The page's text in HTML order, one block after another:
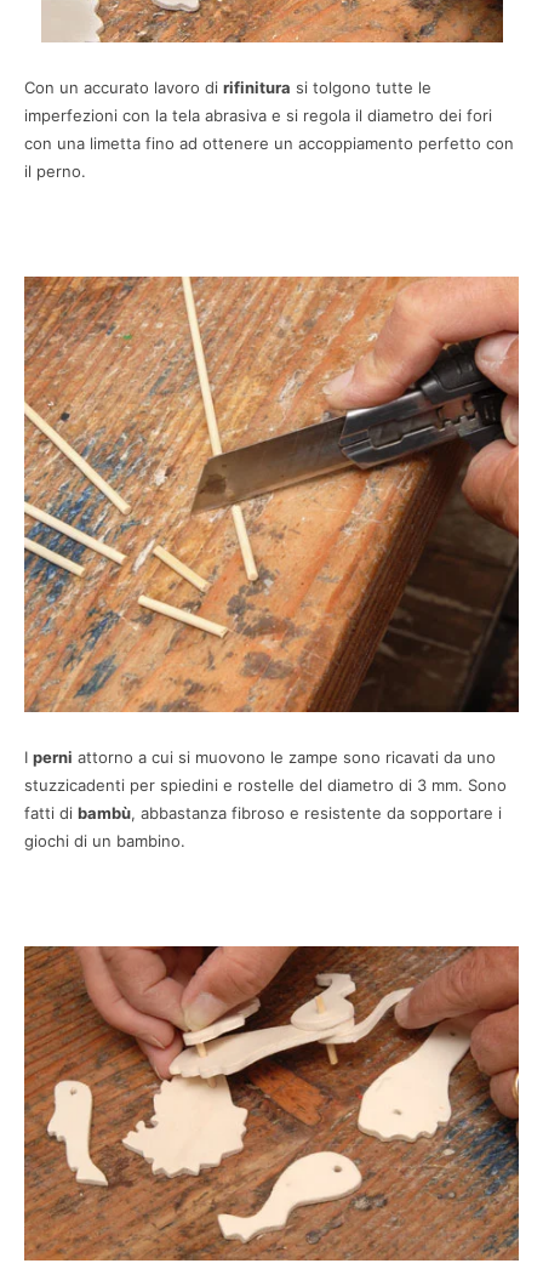
Con un accurato lavoro di rifinitura si tolgono tutte le
imperfezioni con la tela abrasiva e si regola il diametro dei fori
con una limetta fino ad ottenere un accoppiamento perfetto con
il perno.
I perni attorno a cui si muovono le zampe sono ricavati da uno
stuzzicadenti per spiedini e rostelle del diametro di 3 mm. Sono
fatti di bambù, abbastanza fibroso e resistente da sopportare i
giochi di un bambino.